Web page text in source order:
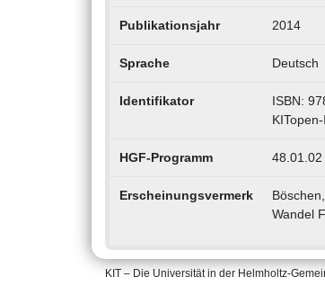
Publikationsjahr 2014
Sprache Deutsch
Identifikator
ISBN:
HGF-Programm 48.01.02
Erscheinungsvermerk
Wandel
KIT – Die Universität in der Helmholtz-